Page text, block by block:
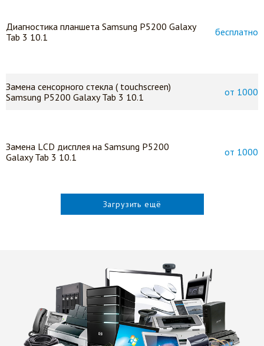
Диагностика планшета Samsung P5200 Galaxy
Tab 3 10.1
бесплатно
Замена сенсорного стекла ( touchscreen)
Samsung P5200 Galaxy Tab 3 10.1
от 1000
Замена LСD дисплея на Samsung P5200
Galaxy Tab 3 10.1
от 1000
Загрузить ещё